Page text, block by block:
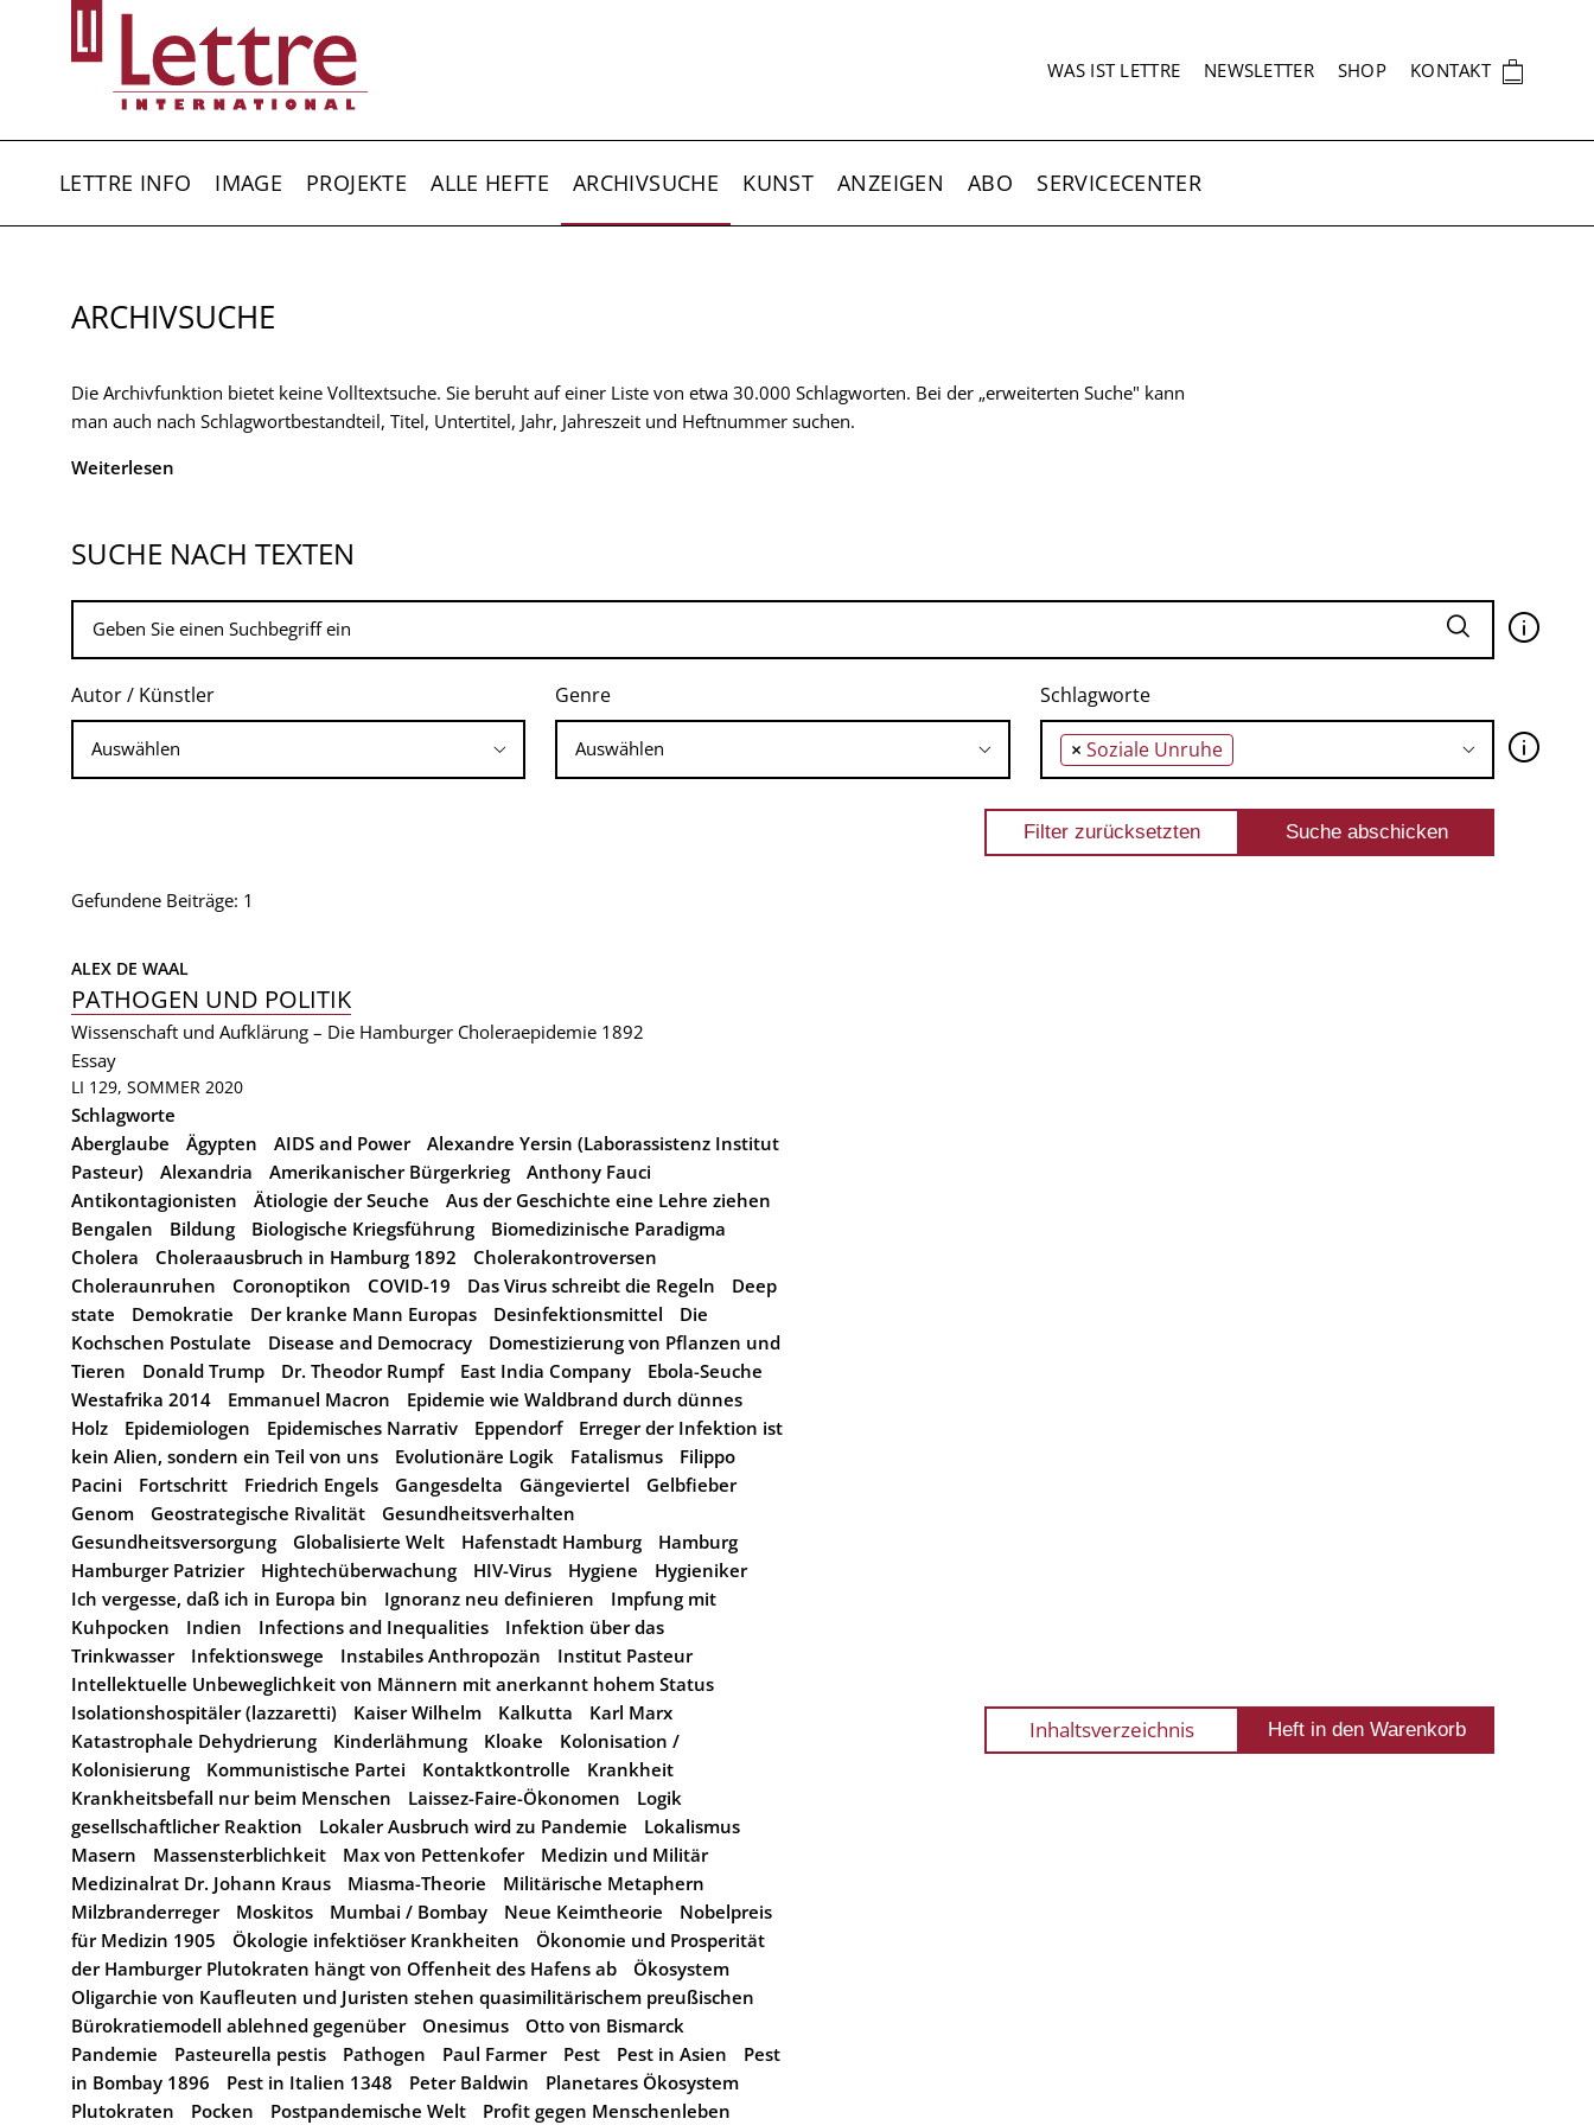
SEKUNDÄRNAVIGATION
WAS IST LETTRE NEWSLETTER SHOP KONTAKT 🛍
LETTRE INFO IMAGE PROJEKTE ALLE HEFTE ARCHIVSUCHE KUNST ANZEIGEN ABO SERVICECENTER
ARCHIVSUCHE
Die Archivfunktion bietet keine Volltextsuche. Sie beruht auf einer Liste von etwa 30.000 Schlagworten. Bei der „erweiterten Suche" kann
man auch nach Schlagwortbestandteil, Titel, Untertitel, Jahr, Jahreszeit und Heftnummer suchen.
Weiterlesen
SUCHE NACH TEXTEN
🛈
Autor / Künstler Genre Schlagworte
× Soziale Unruhe 🛈
Gefundene Beiträge: 1
ALEX DE WAAL
PATHOGEN UND POLITIK
Wissenschaft und Aufklärung – Die Hamburger Choleraepidemie 1892
Essay
LI 129, SOMMER 2020
Schlagworte
Aberglaube
Ägypten AIDS and Power
Alexandre Yersin (Laborassistenz Institut
Pasteur)
Alexandria Amerikanischer Bürgerkrieg
Anthony Fauci
Antikontagionisten
Ätiologie der Seuche
Aus der Geschichte eine Lehre ziehen
Bengalen
Bildung Biologische Kriegsführung
Biomedizinische Paradigma
Cholera
Choleraausbruch in Hamburg 1892
Cholerakontroversen
Choleraunruhen
Coronoptikon COVID-19 Das Virus schreibt die Regeln
Deep
state
Demokratie Der kranke Mann Europas Desinfektionsmittel
Die
Kochschen Postulate
Disease and Democracy
Domestizierung von Pflanzen und
Tieren
Donald Trump Dr. Theodor Rumpf East India Company
Ebola-Seuche
Westafrika 2014
Emmanuel Macron
Epidemie wie Waldbrand durch dünnes
Holz
Epidemiologen Epidemisches Narrativ Eppendorf
Erreger der Infektion ist
kein Alien, sondern ein Teil von uns
Evolutionäre Logik Fatalismus
Filippo
Pacini
Fortschritt Friedrich Engels Gangesdelta Gängeviertel
Gelbfieber
Genom
Geostrategische Rivalität
Gesundheitsverhalten
Gesundheitsversorgung
Globalisierte Welt Hafenstadt Hamburg
Hamburg
Hamburger Patrizier
Hightechüberwachung HIV-Virus Hygiene
Hygieniker
Ich vergesse, daß ich in Europa bin
Ignoranz neu definieren
Impfung mit
Kuhpocken
Indien Infections and Inequalities
Infektion über das
Trinkwasser
Infektionswege Instabiles Anthropozän
Institut Pasteur
Intellektuelle Unbeweglichkeit von Männern mit anerkannt hohem Status
Isolationshospitäler (lazzaretti)
Kaiser Wilhelm Kalkutta
Karl Marx
Katastrophale Dehydrierung
Kinderlähmung Kloake
Kolonisation /
Kolonisierung
Kommunistische Partei Kontaktkontrolle
Krankheit
Krankheitsbefall nur beim Menschen
Laissez-Faire-Ökonomen
Logik
gesellschaftlicher Reaktion
Lokaler Ausbruch wird zu Pandemie
Lokalismus
Masern
Massensterblichkeit Max von Pettenkofer
Medizin und Militär
Medizinalrat Dr. Johann Kraus
Miasma-Theorie
Militärische Metaphern
Milzbranderreger
Moskitos Mumbai / Bombay Neue Keimtheorie
Nobelpreis
für Medizin 1905
Ökologie infektiöser Krankheiten
Ökonomie und Prosperität
der Hamburger Plutokraten hängt von Offenheit des Hafens ab
Ökosystem
Oligarchie von Kaufleuten und Juristen stehen quasimilitärischem preußischen
Bürokratiemodell ablehned gegenüber
Onesimus
Otto von Bismarck
Pandemie
Pasteurella pestis Pathogen Paul Farmer Pest Pest in Asien
Pest
in Bombay 1896
Pest in Italien 1348 Peter Baldwin
Planetares Ökosystem
Plutokraten
Pocken Postpandemische Welt Profit gegen Menschenleben
Inhaltsverzeichnis